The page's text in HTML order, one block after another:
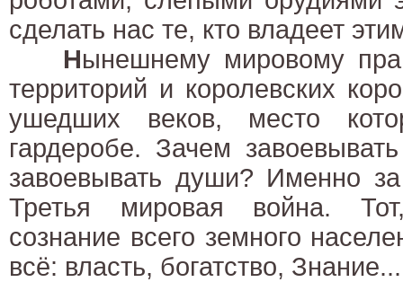
сделать нас те, кто владеет
Нынешнему мировому
территорий и королевских
ушедших веков, место
гардеробе. Зачем
завоевывать души? Именно
Третья мировая война.
сознание всего земного
всё: власть, богатство, Знание...